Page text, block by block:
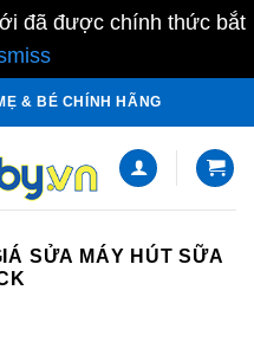
đã được chính thức bắt
& BÉ CHÍNH HÃNG
SỬA MÁY HÚT SỮA